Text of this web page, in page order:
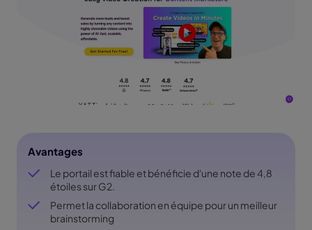
Avantages
Le portail est fiable et bénéficie d'une note de 4,8
étoiles sur G2.
Permet la collaboration en équipe pour un meilleur
brainstorming